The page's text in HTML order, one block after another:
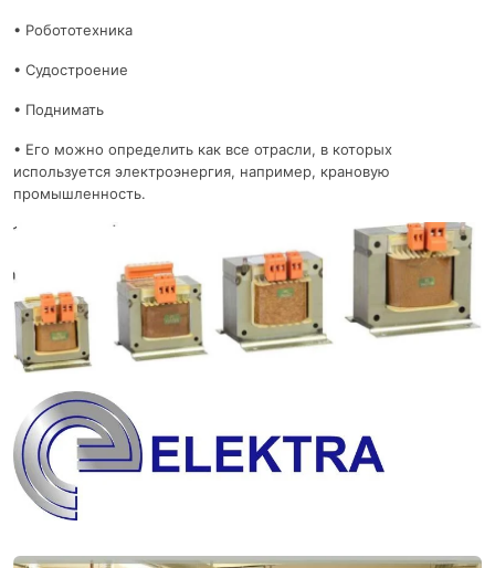
• Робототехника
• Судостроение
• Поднимать
• Его можно определить как все отрасли, в которых
используется электроэнергия, например, крановую
промышленность.